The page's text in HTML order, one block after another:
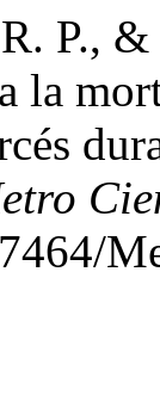
P.,
la